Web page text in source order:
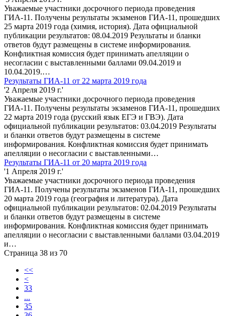
Уважаемые участники досрочного периода проведения
ГИА-11. Получены результаты экзаменов ГИА-11, прошедших
25 марта 2019 года (химия, история). Дата официальной
публикации результатов: 08.04.2019 Результаты и бланки
ответов будут размещены в системе информирования.
Конфликтная комиссия будет принимать апелляции о
несогласии с выставленными баллами 09.04.2019 и
10.04.2019.…
Результаты ГИА-11 от 22 марта 2019 года
'2 Апреля 2019 г.'
Уважаемые участники досрочного периода проведения
ГИА-11. Получены результаты экзаменов ГИА-11, прошедших
22 марта 2019 года (русский язык ЕГЭ и ГВЭ). Дата
официальной публикации результатов: 03.04.2019 Результаты
и бланки ответов будут размещены в системе
информирования. Конфликтная комиссия будет принимать
апелляции о несогласии с выставленными…
Результаты ГИА-11 от 20 марта 2019 года
'1 Апреля 2019 г.'
Уважаемые участники досрочного периода проведения
ГИА-11. Получены результаты экзаменов ГИА-11, прошедших
20 марта 2019 года (география и литература). Дата
официальной публикации результатов: 02.04.2019 Результаты
и бланки ответов будут размещены в системе
информирования. Конфликтная комиссия будет принимать
апелляции о несогласии с выставленными баллами 03.04.2019
и…
Страница 38 из 70
<<
<
33
...
35